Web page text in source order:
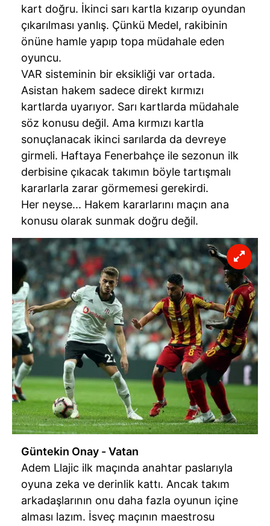
verileriniz işlenmekte olup gerekli olan çerezler bilgi
toplumu hizmetlerinin sunulması amacıyla
kullanılmaktadır. Diğer çerezler, sitemizin daha işlevsel
kılınması ve kişiselleştirilmesi ve sizlere yönelik
reklam/pazarlama faaliyetlerinin yapılması, amaçlarıyla
sınırlı olarak açık rızanız dahilinde kullanılacaktır.
Çerezlere ilişkin tercihlerinizi aşağıda yer alan panel
vasıtasıyla belirleyebilirsiniz. Çerezlere ilişkin detaylı bilgi
için Ayarlar butonuna tıklayabilir,
Çerez Bilgilendirme
Metnimizi ziyaret edebilirsiniz.
6698 sayılı Kişisel Verilerin Korunması Kanunu uyarınca
hazırlanmış Aydınlatma Metnimizi okumak ve sitemizde
ilgili mevzuata uygun olarak kullanılan çerezlerle ilgili bilgi
almak için lütfentıklayınız.
kart doğru. İkinci sarı kartla kızarıp oyundan
çıkarılması yanlış. Çünkü Medel, rakibinin
önüne hamle yapıp topa müdahale eden
oyuncu.
VAR sisteminin bir eksikliği var ortada.
Asistan hakem sadece direkt kırmızı
kartlarda uyarıyor. Sarı kartlarda müdahale
söz konusu değil. Ama kırmızı kartla
sonuçlanacak ikinci sarılarda da devreye
girmeli. Haftaya Fenerbahçe ile sezonun ilk
derbisine çıkacak takımın böyle tartışmalı
kararlarla zarar görmemesi gerekirdi.
Her neyse... Hakem kararlarını maçın ana
konusu olarak sunmak doğru değil.
Güntekin Onay - Vatan
Adem Llajic ilk maçında anahtar paslarıyla
oyuna zeka ve derinlik kattı. Ancak takım
arkadaşlarının onu daha fazla oyunun içine
alması lazım. İsveç maçının maestrosu